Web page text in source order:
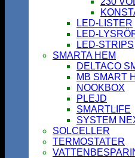
LED-LISTER
LED-
LED-STRIPS
SMARTA HEM
DELTACO
MB SMART
NOOKBOX
PLEJD
SMARTLIFE
SYSTEM
SOLCELLER
TERMOSTATER